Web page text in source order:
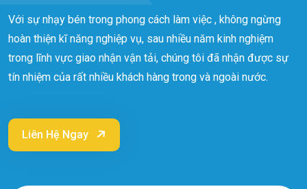
Với sự nhạy bén trong phong cách làm việc , không ngừng
hoàn thiện kĩ năng nghiệp vụ, sau nhiều năm kinh nghiệm
trong lĩnh vực giao nhận vận tải, chúng tôi đã nhận được sự
tín nhiệm của rất nhiều khách hàng trong và ngoài nước.
Liên Hệ Ngay